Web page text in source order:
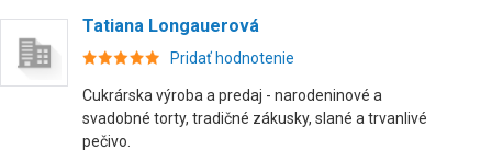
Tatiana Longauerová
Pridať hodnotenie
Cukrárska výroba a predaj - narodeninové a
svadobné torty, tradičné zákusky, slané a trvanlivé
pečivo.